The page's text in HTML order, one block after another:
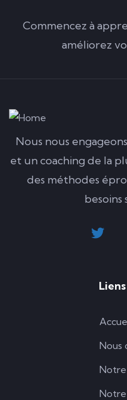
Commencez à
améliorez
Nous nous
et un coaching de la
des méthodes
besoins
Nous
Notre